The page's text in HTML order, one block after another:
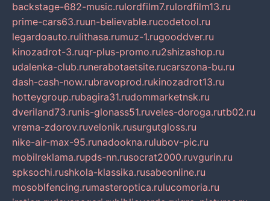
backstage-682-music.rulordfilm7.rulordfilm13.ru
prime-cars63.ruun-believable.rucodetool.ru
legardoauto.rulithasa.rumuz-1.rugooddver.ru
kinozadrot-3.ruqr-plus-promo.ru2shizashop.ru
udalenka-club.runerabotaetsite.rucarszona-bu.ru
dash-cash-now.rubravoprod.rukinozadrot13.ru
hotteygroup.rubagira31.rudommarketnsk.ru
dveriland73.runis-glonass51.ruveles-doroga.rutb02.ru
vrema-zdorov.ruvelonik.rusurgutgloss.ru
nike-air-max-95.runadookna.rulubov-pic.ru
mobilreklama.rupds-nn.rusocrat2000.ruvgurin.ru
spksochi.rushkola-klassika.rusabeonline.ru
mosoblfencing.rumasteroptica.rulucomoria.ru